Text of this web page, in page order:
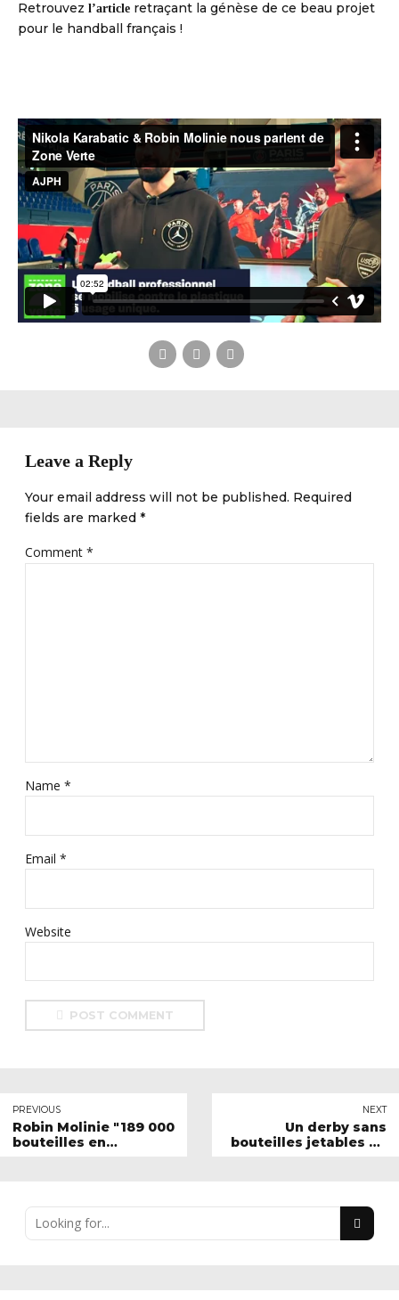
Retrouvez l’article retraçant la génèse de ce beau projet
pour le handball français !
Leave a Reply
Your email address will not be published. Required
fields are marked *
Comment *
Name *
Email *
Website
POST COMMENT
PREVIOUS
Robin Molinie "189 000
bouteilles en
NEXT
Un derby sans
bouteilles jetables en